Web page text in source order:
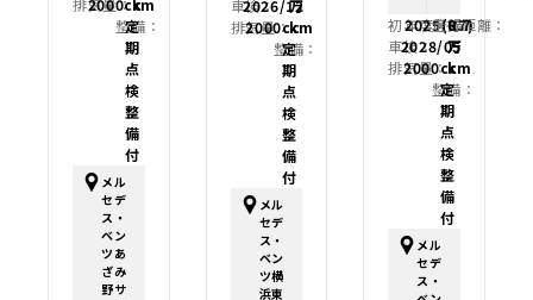
整備：
定
期
点
検
整
備
付
メル
セデ
ス・
ベン
ツあ
ざみ
野サ
車検：
2026/12
排気量：
2000cc
万
km
整備：
定
期
点
検
整
備
付
メル
セデ
ス・
ベン
ツ横
浜東
初年度登録：
2025(R7)
車検：
2028/05
排気量：
2000cc
走行距離：
0.7
万
km
整備：
定
期
点
検
整
備
付
メル
セデ
ス・